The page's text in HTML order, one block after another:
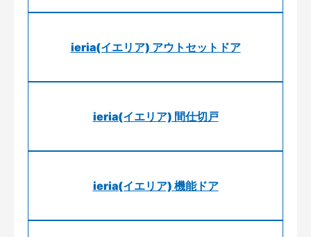
ieria(イエリア) アウトセットドア
ieria(イエリア) 間仕切戸
ieria(イエリア) 機能ドア